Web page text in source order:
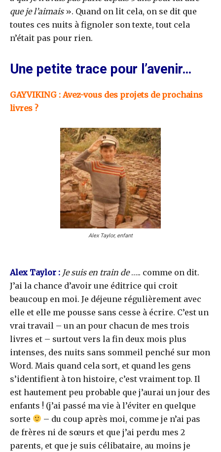
que je l’aimais». Quand on lit cela, on se dit que
toutes ces nuits à fignoler son texte, tout cela
n’était pas pour rien.
Une petite trace pour l’avenir…
GAYVIKING : Avez-vous des projets de prochains
livres ?
Alex Taylor, enfant
Alex Taylor : Je suis en train de….. comme on dit.
J’ai la chance d’avoir une éditrice qui croit
beaucoup en moi. Je déjeune régulièrement avec
elle et elle me pousse sans cesse à écrire. C’est un
vrai travail – un an pour chacun de mes trois
livres et – surtout vers la fin deux mois plus
intenses, des nuits sans sommeil penché sur mon
Word. Mais quand cela sort, et quand les gens
s’identifient à ton histoire, c’est vraiment top. Il
est hautement peu probable que j’aurai un jour des
enfants ! (j’ai passé ma vie à l’éviter en quelque
sorte
– du coup après moi, comme je n’ai pas
de frères ni de sœurs et que j’ai perdu mes 2
parents, et que je suis célibataire, au moins je